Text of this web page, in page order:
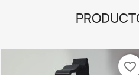
favorite_border